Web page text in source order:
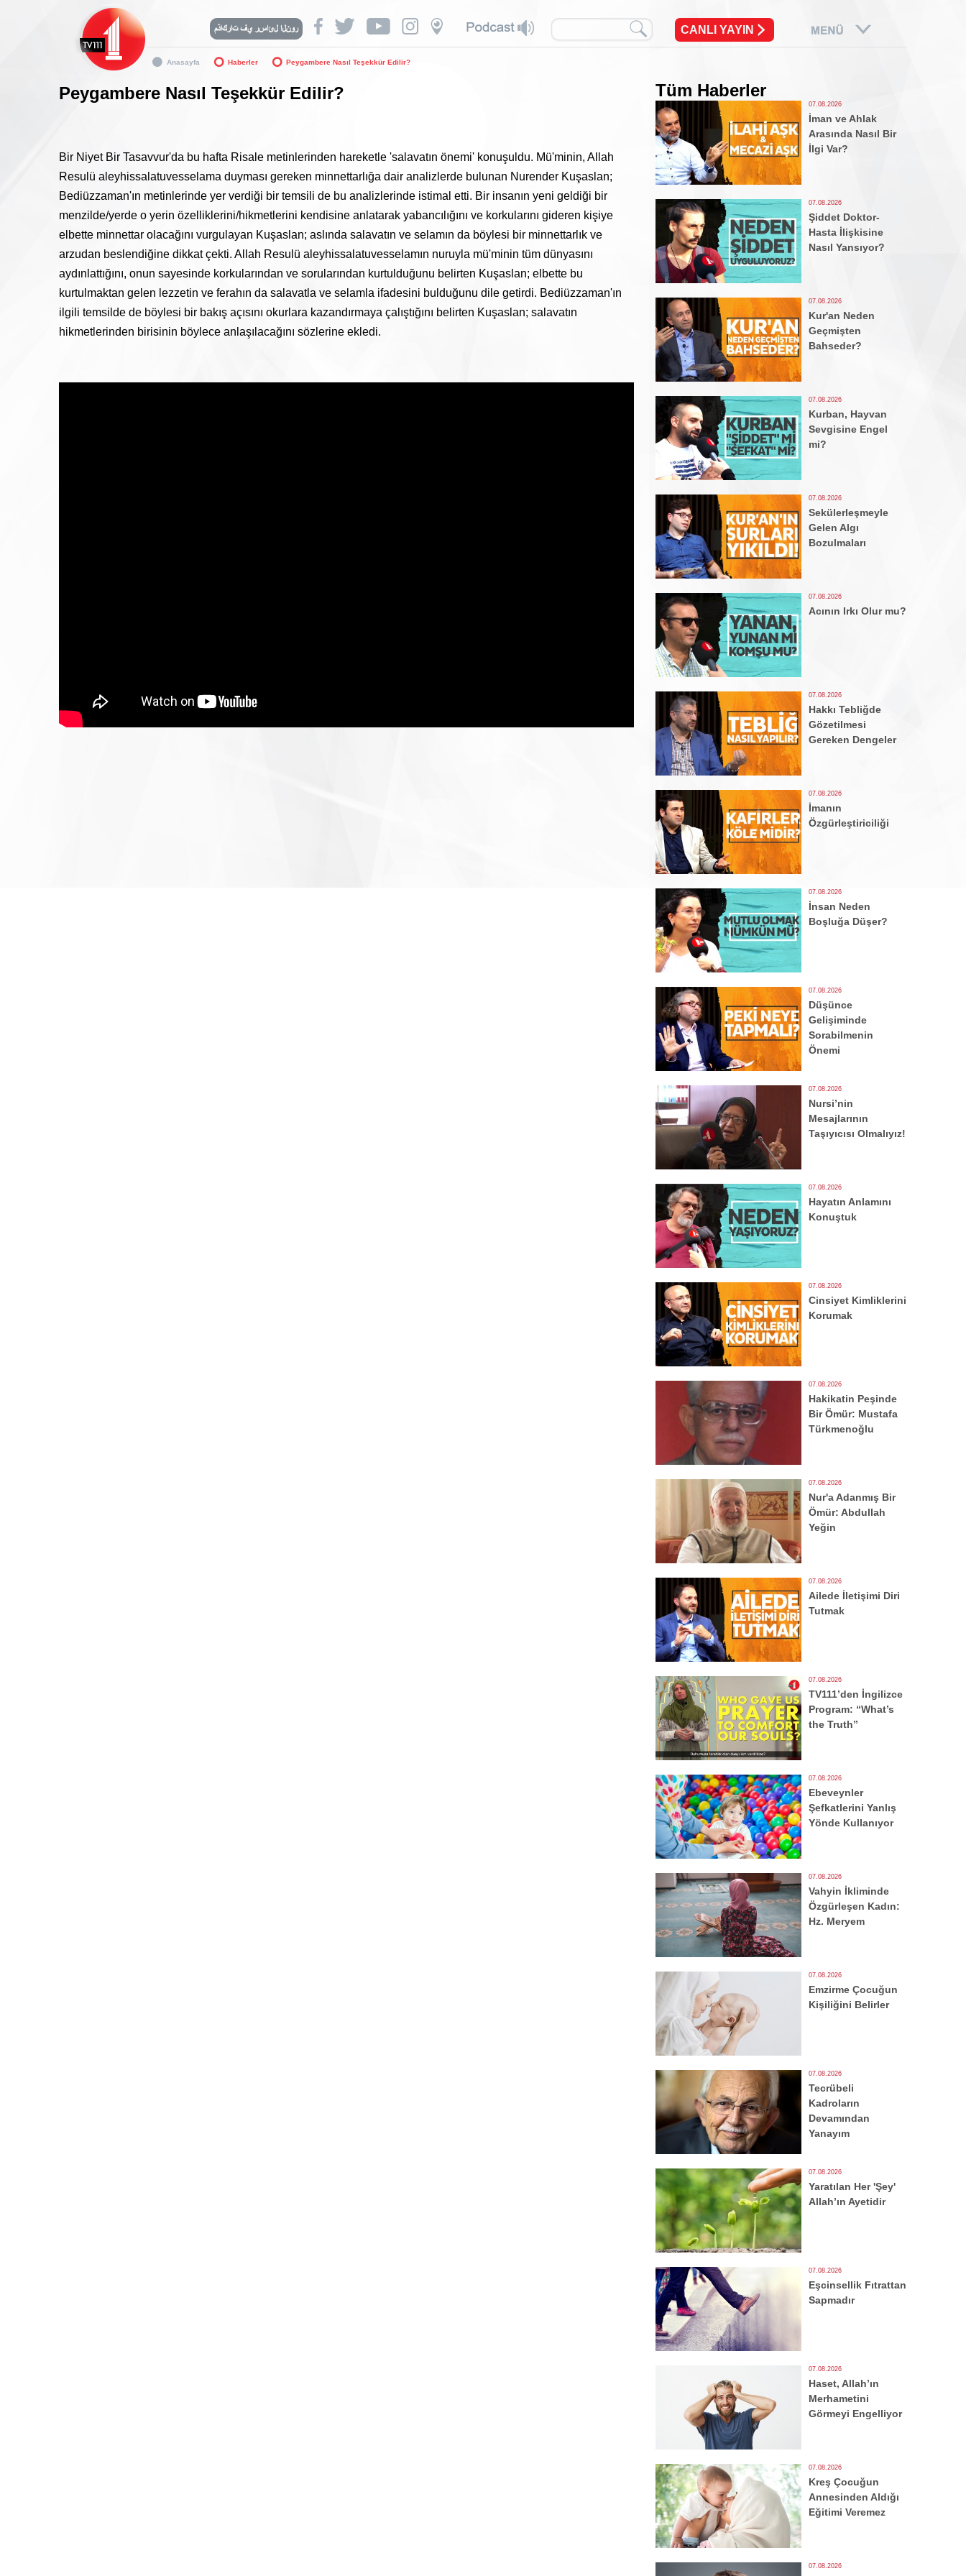
CANLI YAYIN
Anasayfa Haberler Peygambere Nasıl Teşekkür Edilir?
Peygambere Nasıl Teşekkür Edilir?
Bir Niyet Bir Tasavvur'da bu hafta Risale metinlerinden hareketle 'salavatın önemi' konuşuldu. Mü'minin, Allah
Resulü aleyhissalatuvesselama duyması gereken minnettarlığa dair analizlerde bulunan Nurender Kuşaslan;
Bediüzzaman'ın metinlerinde yer verdiği bir temsili de bu analizlerinde istimal etti. Bir insanın yeni geldiği bir
menzilde/yerde o yerin özelliklerini/hikmetlerini kendisine anlatarak yabancılığını ve korkularını gideren kişiye
elbette minnettar olacağını vurgulayan Kuşaslan; aslında salavatın ve selamın da böylesi bir minnettarlık ve
arzudan beslendiğine dikkat çekti. Allah Resulü aleyhissalatuvesselamın nuruyla mü'minin tüm dünyasını
aydınlattığını, onun sayesinde korkularından ve sorularından kurtulduğunu belirten Kuşaslan; elbette bu
kurtulmaktan gelen lezzetin ve ferahın da salavatla ve selamla ifadesini bulduğunu dile getirdi. Bediüzzaman'ın
ilgili temsilde de böylesi bir bakış açısını okurlara kazandırmaya çalıştığını belirten Kuşaslan; salavatın
hikmetlerinden birisinin böylece anlaşılacağını sözlerine ekledi.
Tüm Haberler
07.08.2026
İman ve Ahlak
Arasında Nasıl Bir
İlgi Var?
07.08.2026
Şiddet Doktor-
Hasta İlişkisine
Nasıl Yansıyor?
07.08.2026
Kur'an Neden
Geçmişten
Bahseder?
07.08.2026
Kurban, Hayvan
Sevgisine Engel
mi?
07.08.2026
Sekülerleşmeyle
Gelen Algı
Bozulmaları
07.08.2026
Acının Irkı Olur mu?
07.08.2026
Hakkı Tebliğde
Gözetilmesi
Gereken Dengeler
07.08.2026
İmanın
Özgürleştiriciliği
07.08.2026
İnsan Neden
Boşluğa Düşer?
07.08.2026
Düşünce
Gelişiminde
Sorabilmenin
Önemi
07.08.2026
Nursi’nin
Mesajlarının
Taşıyıcısı Olmalıyız!
07.08.2026
Hayatın Anlamını
Konuştuk
07.08.2026
Cinsiyet Kimliklerini
Korumak
07.08.2026
Hakikatin Peşinde
Bir Ömür: Mustafa
Türkmenoğlu
07.08.2026
Nur'a Adanmış Bir
Ömür: Abdullah
Yeğin
07.08.2026
Ailede İletişimi Diri
Tutmak
07.08.2026
TV111’den İngilizce
Program: “What’s
the Truth”
07.08.2026
Ebeveynler
Şefkatlerini Yanlış
Yönde Kullanıyor
07.08.2026
Vahyin İkliminde
Özgürleşen Kadın:
Hz. Meryem
07.08.2026
Emzirme Çocuğun
Kişiliğini Belirler
07.08.2026
Tecrübeli
Kadroların
Devamından
Yanayım
07.08.2026
Yaratılan Her 'Şey'
Allah’ın Ayetidir
07.08.2026
Eşcinsellik Fıtrattan
Sapmadır
07.08.2026
Haset, Allah’ın
Merhametini
Görmeyi Engelliyor
07.08.2026
Kreş Çocuğun
Annesinden Aldığı
Eğitimi Veremez
07.08.2026